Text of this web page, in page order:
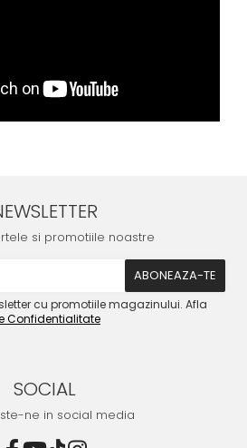
si promotiile noastre
cu promotiile magazinului. Afla
Confidentialitate
SOCIAL
ne in social media